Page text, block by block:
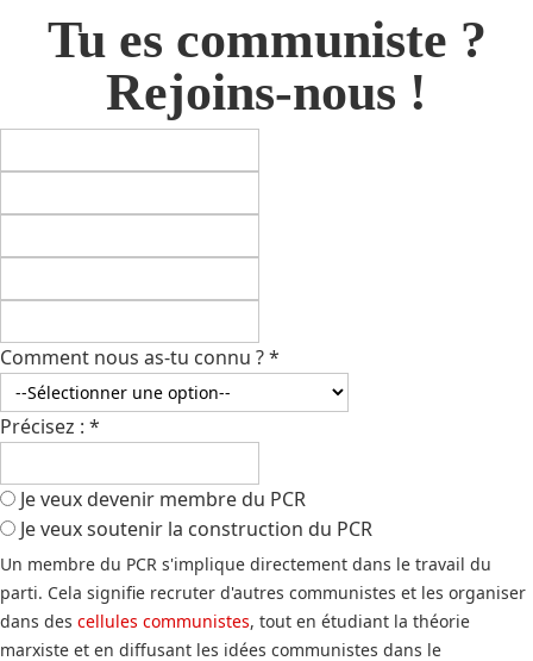
Tu es communiste ?
Rejoins-nous !
Comment nous as-tu connu ?*
Précisez : *
Je veux devenir membre du PCR
Je veux soutenir la construction du PCR
Un membre du PCR s'implique directement dans le travail du
parti. Cela signifie recruter d'autres communistes et les organiser
dans des cellules communistes, tout en étudiant la théorie
marxiste et en diffusant les idées communistes dans le